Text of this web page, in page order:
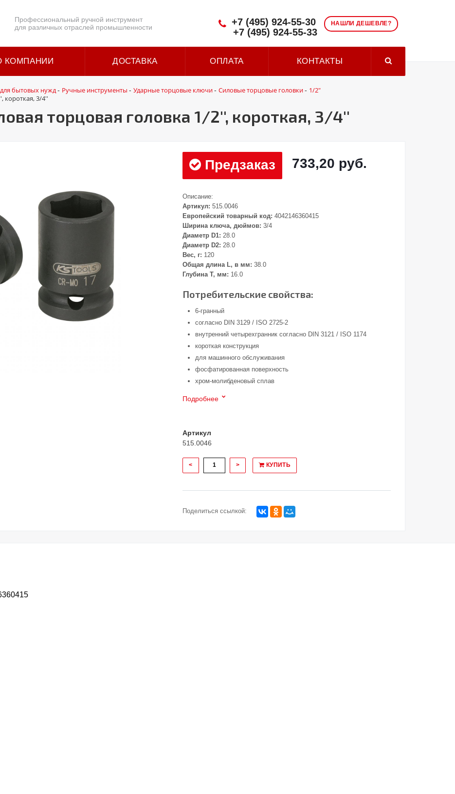
Профессиональный ручной инструмент
для различных отраслей промышленности
НАШЛИ ДЕШЕВЛЕ?
+7 (495) 924-55-30
+7 (495) 924-55-33
КОМПАНИИ ДОСТАВКА ОПЛАТА КОНТАКТЫ
бытовых нужд- Ручные инструменты - Ударные торцовые ключи- Силовые торцовые головки- 1/2"
короткая, 3/4''
торцовая головка 1/2'', короткая, 3/4''
Предзаказ 733,20 руб.
Описание:
Артикул: 515.0046
Европейский товарный код: 4042146360415
Ширина ключа, дюймов: 3/4
Диаметр D1: 28.0
Диаметр D2: 28.0
Вес, г: 120
Общая длина L, в мм: 38.0
Глубина Т, мм: 16.0
Потребительские свойства:
6-гранный
согласно DIN 3129 / ISO 2725-2
внутренний четырехгранник согласно DIN 3121 / ISO 1174
короткая конструкция
для машинного обслуживания
фосфатированная поверхность
хром-молибденовый сплав
Подробнее
Артикул
515.0046
< > КУПИТЬ
Поделиться ссылкой: